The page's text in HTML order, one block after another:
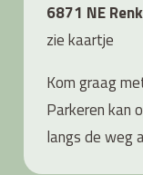
6871 NE
ziekaartje
Kom graag
Parkeren kan
langs de weg